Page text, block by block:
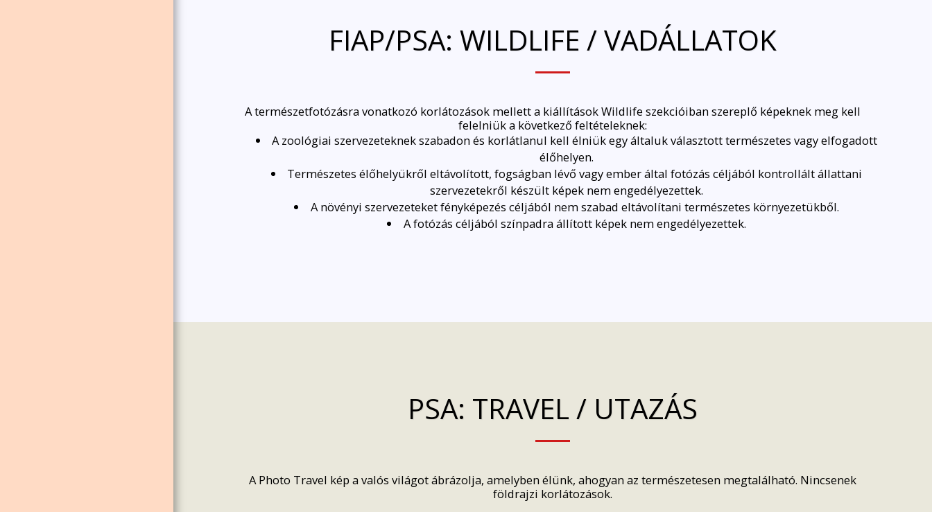
FIAP/PSA: WILDLIFE / VADÁLLATOK
A természetfotózásra vonatkozó korlátozások mellett a kiállítások Wildlife szekcióiban szereplő képeknek meg kell
felelniük a következő feltételeknek:
A zoológiai szervezeteknek szabadon és korlátlanul kell élniük egy általuk választott természetes vagy elfogadott
élőhelyen.
Természetes élőhelyükről eltávolított, fogságban lévő vagy ember által fotózás céljából kontrollált állattani
szervezetekről készült képek nem engedélyezettek.
A növényi szervezeteket fényképezés céljából nem szabad eltávolítani természetes környezetükből.
A fotózás céljából színpadra állított képek nem engedélyezettek.
PSA: TRAVEL / UTAZÁS
A Photo Travel kép a valós világot ábrázolja, amelyben élünk, ahogyan az természetesen megtalálható. Nincsenek
földrajzi korlátozások.